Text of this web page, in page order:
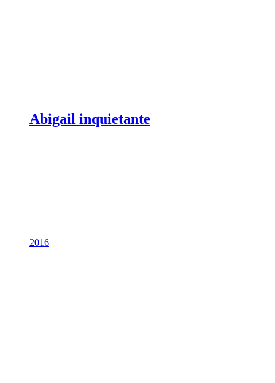
Abigail inquietante
2016